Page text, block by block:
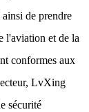
de prendre
l'aviation et de la
conformes aux
LvXing
sécurité